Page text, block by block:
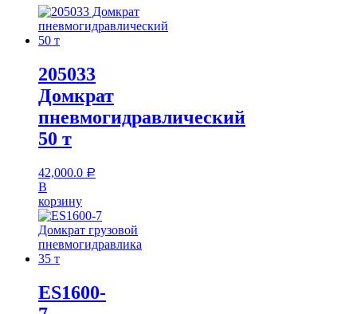
205033
Домкрат
пневмогидравлический
50 т
42,000.0 Р
В
корзину
ES1600-